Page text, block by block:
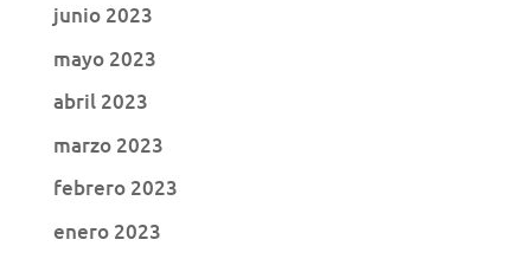
junio 2023
mayo 2023
abril 2023
marzo 2023
febrero 2023
enero 2023